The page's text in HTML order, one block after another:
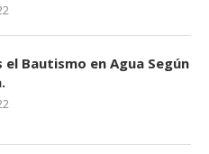
el Bautismo en Agua Según